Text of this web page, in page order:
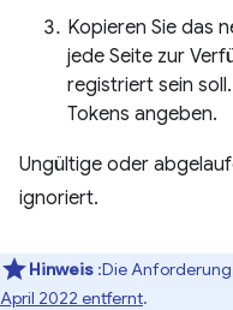
Kopieren Sie das
jede Seite zur
registriert sein
Tokens angeben.
Ungültige oder
ignoriert.
Hinweis :Die
April 2022 entfernt.